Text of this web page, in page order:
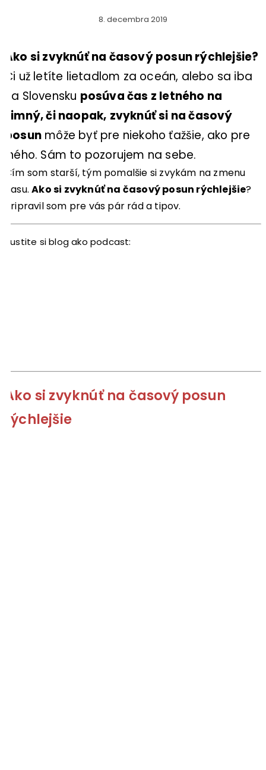
8. decembra 2019
Ako si zvyknúť na časový posun rýchlejšie?
Či už letíte lietadlom za oceán, alebo sa iba
na Slovensku posúva čas z letného na
zimný, či naopak, zvyknúť si na časový
posun môže byť pre niekoho ťažšie, ako pre
iného. Sám to pozorujem na sebe.
Čím som starší, tým pomalšie si zvykám na zmenu
času.Ako si zvyknúť na časový posun rýchlejšie?
Pripravil som pre vás pár rád a tipov.
Pustite si blog ako podcast:
Ako si zvyknúť na časový posun
rýchlejšie